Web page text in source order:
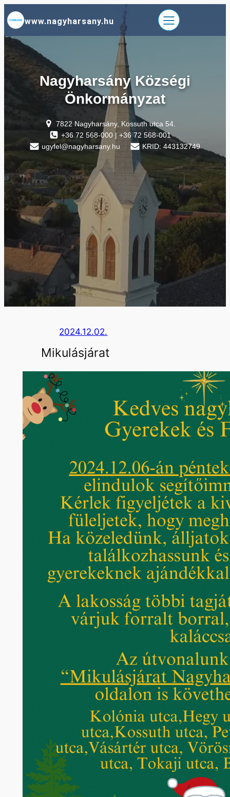
Ugrás
a
tartalomhoz
www.nagyharsany.hu
Nagyharsány Községi
Önkormányzat
7822 Nagyharsány, Kossuth utca 54.
+36 72 568-000 | +36 72 568-001
ugyfel@nagyharsany.hu
KRID: 443132749
2024.12.02.
Mikulásjárat